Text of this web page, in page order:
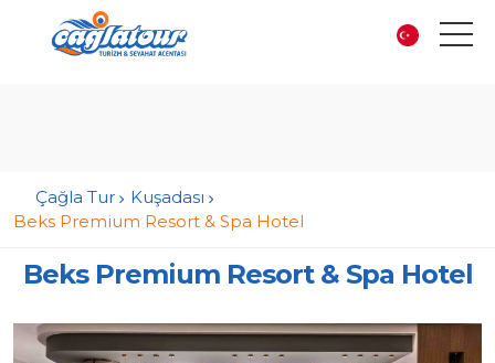
Çağla Tur
Kuşadası
Beks Premium Resort & Spa Hotel
Beks Premium Resort & Spa Hotel